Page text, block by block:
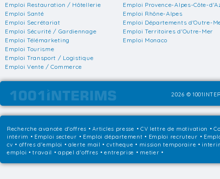
Emploi Restauration / Hôtellerie
Emploi Santé
Emploi Secrétariat
Emploi Sécurité / Gardiennage
Emploi Télémarketing
Emploi Tourisme
Emploi Transport / Logistique
Emploi Vente / Commerce
Emploi Provence-Alpes-Côte-
Emploi Rhône-Alpes
Emploi Départements d'Outre-
Emploi Territoires d'Outre-Mer
Emploi Monaco
2026 ©
Recherche avancée d'offres •Articles presse • CV lettre de motivation •
intérim • Emploi secteur • Emploi département • Emploi recruteur •
cv • offres d'emploi • alerte mail • cvtheque • mission temporaire •
emploi • travail • appel d'offres • entreprise • metier •